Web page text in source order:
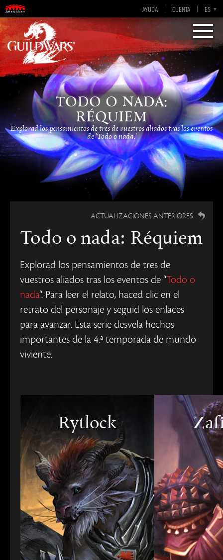
AYUDA CUENTA ES
EN
DE
FR
EN-GB
Visions of Eternity
Guild Wars 2
TODO O NADA:
RÉQUIEM
Explorad los pensamientos de tres de vuestros aliados tras los eventos
de 'Todo o nada.'
ACTUALIZACIONES ANTERIORES
Todo o nada: Réquiem
Explorad los pensamientos de tres de
vuestros aliados tras los eventos de “Todo o
nada“. Para leer el relato, haced clic en el
retrato del personaje y seguid los enlaces
para avanzar. Esta serie desvela hechos
importantes de la 4.ª temporada de mundo
viviente.
Rytlock